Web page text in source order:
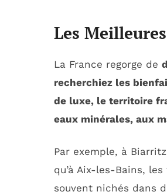
Les
La France regorge de
recherchiez les
de luxe, le territoire
eaux minérales, aux
Par exemple, à
qu’à Aix-les-Bains,
souvent nichés dans